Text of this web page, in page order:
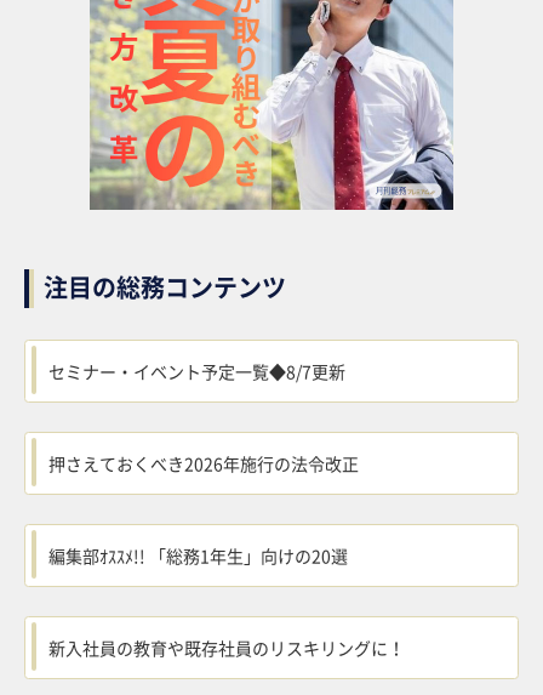
注目の総務コンテンツ
セミナー・イベント予定一覧◆8/7更新
押さえておくべき2026年施行の法令改正
編集部ｵｽｽﾒ!! 「総務1年生」向けの20選
新入社員の教育や既存社員のリスキリングに！